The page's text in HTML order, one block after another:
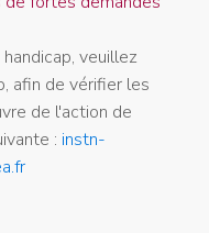
veuillez
afin de vérifier les
de l'action de
: instn-